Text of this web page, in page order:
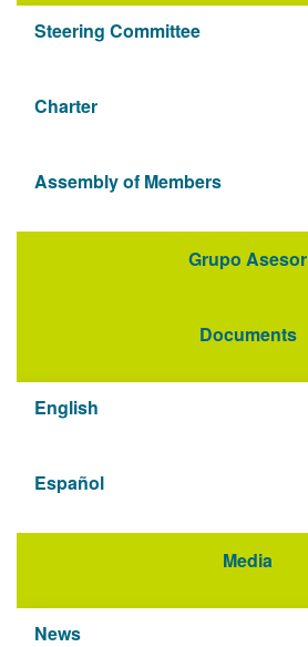
Steering Committee
Charter
Assembly of Members
Grupo Asesor
Documents
English
Español
Media
News